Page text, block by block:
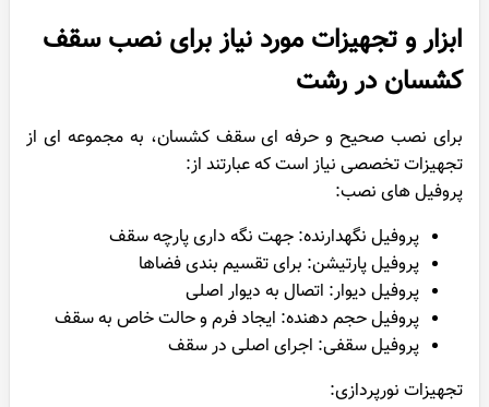
ابزار و تجهیزات مورد نیاز برای نصب سقف
کشسان در رشت
برای نصب صحیح و حرفه ای سقف کشسان، به مجموعه ای از
تجهیزات تخصصی نیاز است که عبارتند از:
پروفیل های نصب:
پروفیل نگهدارنده: جهت نگه داری پارچه سقف
پروفیل پارتیشن: برای تقسیم بندی فضاها
پروفیل دیوار: اتصال به دیوار اصلی
پروفیل حجم دهنده: ایجاد فرم و حالت خاص به سقف
پروفیل سقفی: اجرای اصلی در سقف
تجهیزات نورپردازی: